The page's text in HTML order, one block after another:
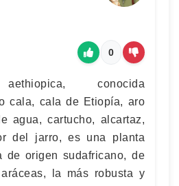
0
conocida
cala, cala de Etiopía, aro
agua, cartucho, alcartaz,
del jarro, es una planta
de origen sudafricano, de
la más robusta y